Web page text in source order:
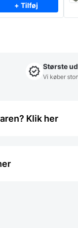
+ Tilføj
Største
Vi køber
Klik her